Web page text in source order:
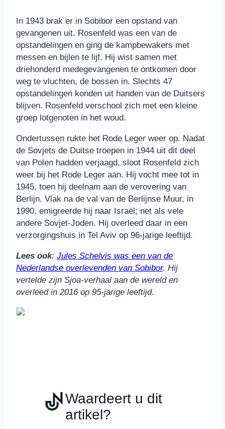
In 1943 brak er in Sobibor een opstand van
gevangenen uit. Rosenfeld was een van de
opstandelingen en ging de kampbewakers met
messen en bijlen te lijf. Hij wist samen met
driehonderd medegevangenen te ontkomen door
weg te vluchten, de bossen in. Slechts 47
opstandelingen konden uit handen van de Duitsers
blijven. Rosenfeld verschool zich met een kleine
groep lotgenoten in het woud.
Ondertussen rukte het Rode Leger weer op. Nadat
de Sovjets de Duitse troepen in 1944 uit dit deel
van Polen hadden verjaagd, sloot Rosenfeld zich
weer bij het Rode Leger aan. Hij vocht mee tot in
1945, toen hij deelnam aan de verovering van
Berlijn. Vlak na de val van de Berlijnse Muur, in
1990, emigreerde hij naar Israël; net als vele
andere Sovjet-Joden. Hij overleed daar in een
verzorgingshuis in Tel Aviv op 96-jarige leeftijd.
Lees ook: Jules Schelvis was een van de
Nederlandse overlevenden van Sobibor. Hij
vertelde zijn Sjoa-verhaal aan de wereld en
overleed in 2016 op 95-jarige leeftijd.
Waardeert u dit
artikel?